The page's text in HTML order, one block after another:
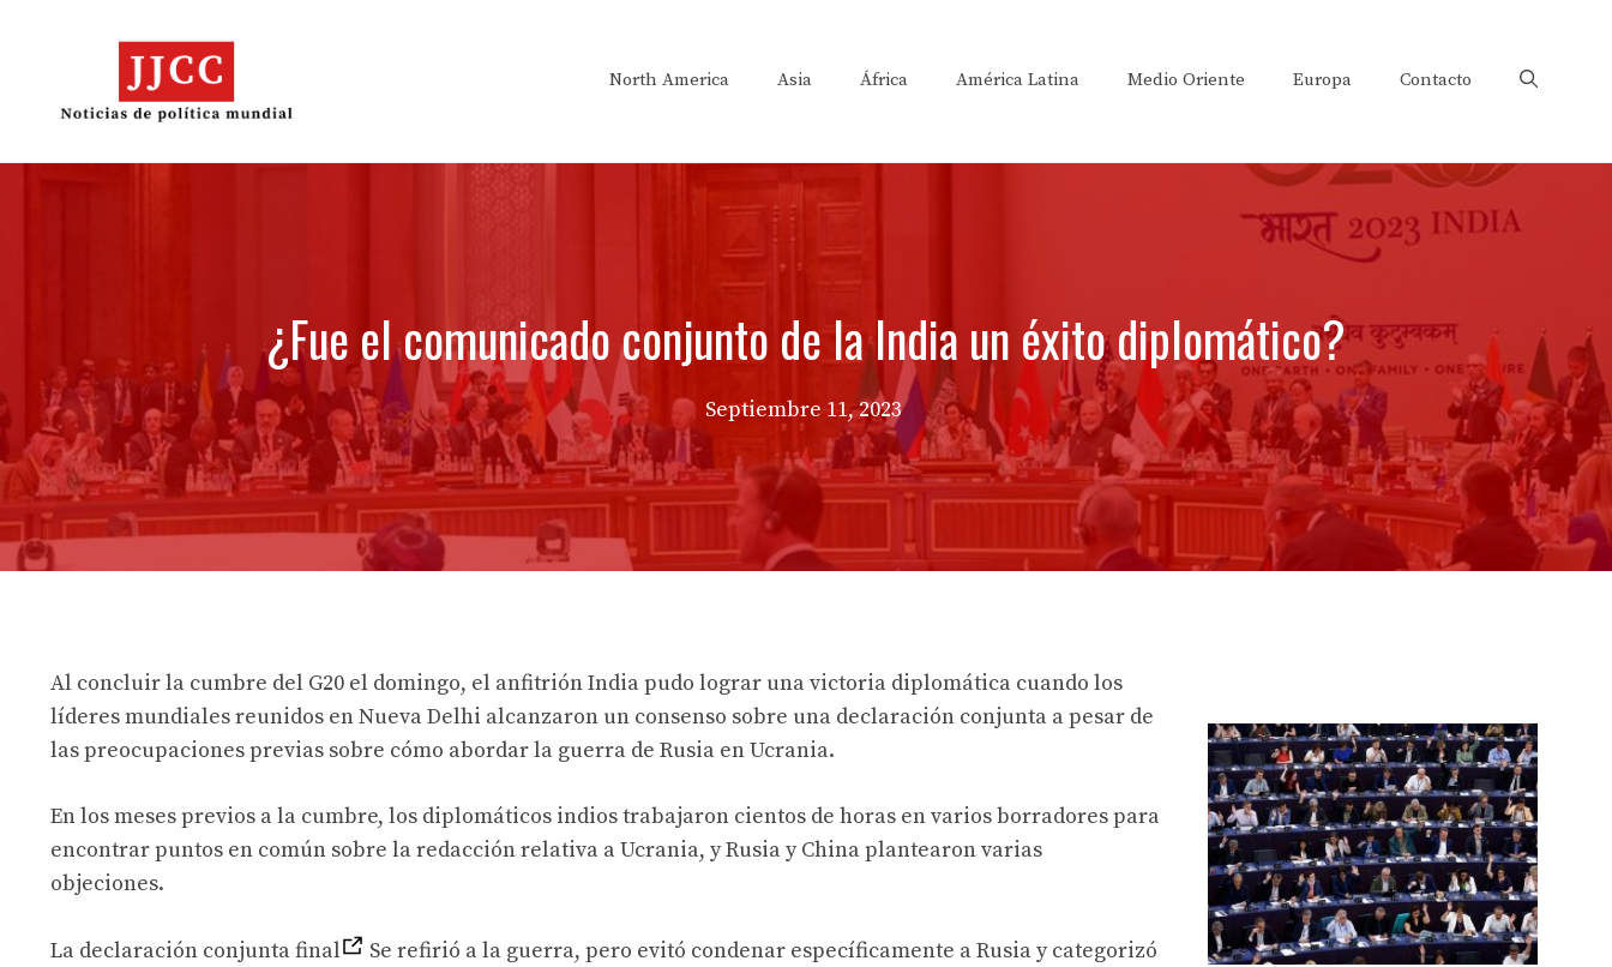
North America Asia África América Latina Medio Oriente Europa Contacto
¿Fue el comunicado conjunto de la India un éxito diplomático?
Septiembre 11, 2023
Al concluir la cumbre del G20 el domingo, el anfitrión India pudo lograr una victoria diplomática cuando los
líderes mundiales reunidos en Nueva Delhi alcanzaron un consenso sobre una declaración conjunta a pesar de
las preocupaciones previas sobre cómo abordar la guerra de Rusia en Ucrania.
En los meses previos a la cumbre, los diplomáticos indios trabajaron cientos de horas en varios borradores para
encontrar puntos en común sobre la redacción relativa a Ucrania, y Rusia y China plantearon varias
objeciones.
La declaración conjunta final
Se refirió a la guerra, pero evitó condenar específicamente a Rusia y categorizó